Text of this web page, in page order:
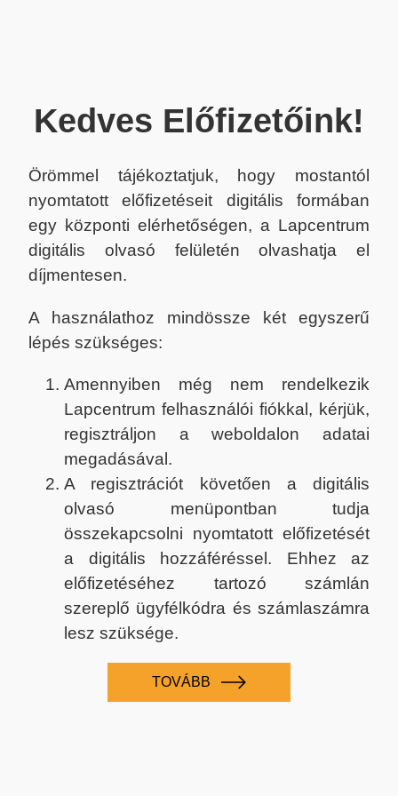
Kedves Előfizetőink!
Örömmel tájékoztatjuk, hogy mostantól
nyomtatott előfizetéseit digitális formában
egy központi elérhetőségen, a Lapcentrum
digitális olvasó felületén olvashatja el
díjmentesen.
A használathoz mindössze két egyszerű
lépés szükséges:
Amennyiben még nem rendelkezik
Lapcentrum felhasználói fiókkal, kérjük,
regisztráljon a weboldalon adatai
megadásával.
A regisztrációt követően a digitális
olvasó menüpontban tudja
összekapcsolni nyomtatott előfizetését
a digitális hozzáféréssel. Ehhez az
előfizetéséhez tartozó számlán
szereplő ügyfélkódra és számlaszámra
lesz szüksége.
TOVÁBB